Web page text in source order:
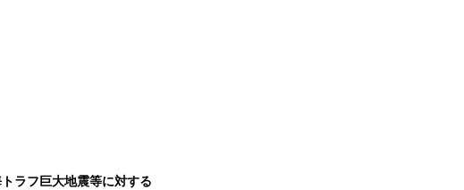
ラフ巨大地震等に対する